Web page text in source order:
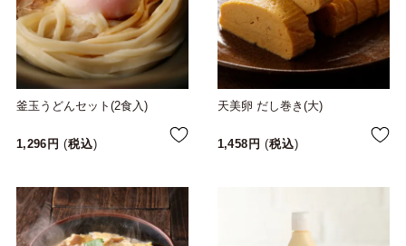
釜玉うどんセット(2食入)
1,296 税込
天美卵 だし巻き(大)
1,458 税込